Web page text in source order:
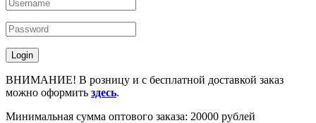
ВНИМАНИЕ! В розницу и с бесплатной доставкой заказ
можно оформить здесь.
Минимальная сумма оптового заказа: 20000 рублей